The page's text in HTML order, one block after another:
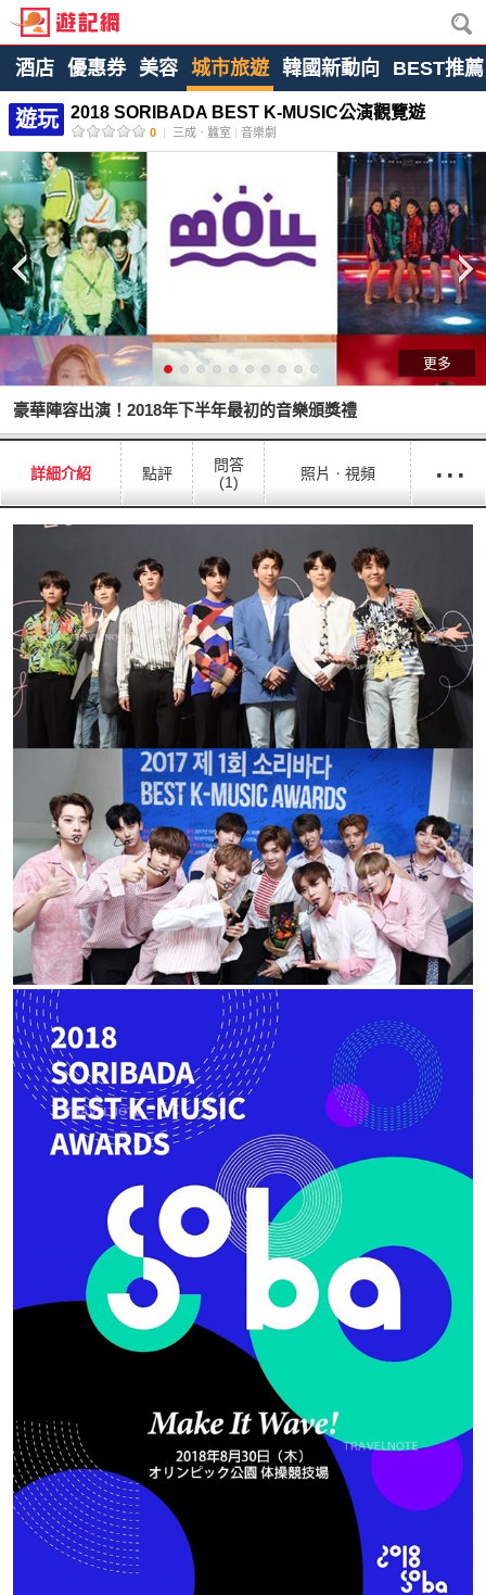
酒店 優惠券 美容 城市旅遊 韓國新動向 BEST推薦
遊玩 2018 SORIBADA BEST K-MUSIC公演觀覽遊
0 | 三成ㆍ蠶室 | 音樂劇
更多
豪華陣容出演！2018年下半年最初的音樂頒獎禮
詳細介紹 點評
問答
(1)
照片ㆍ視頻 ···